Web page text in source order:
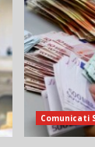
Comunicati